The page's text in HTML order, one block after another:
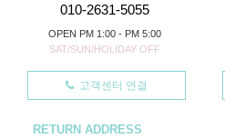
010-2631-5055
OPEN PM 1:00 - PM 5:00
SAT/SUN/HOLIDAY OFF
고객센터 연결
RETURN ADDRESS